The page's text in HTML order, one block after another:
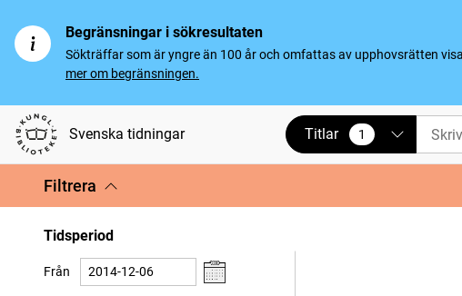
Begränsningar i sökresultaten
Sökträffar som är yngre än 100 år och omfattas av upphovsrätten
mer om begränsningen.
Svenska tidningar Titlar 1
vald
Filtrera
Tidsperiod
Från